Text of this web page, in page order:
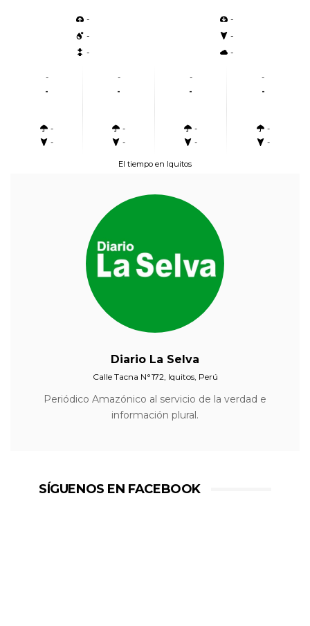
-
-
-
-
-
-
-
-
-
-
-
-
-
-
-
-
-
-
-
-
-
-
El tiempo en Iquitos
Diario La Selva
Calle Tacna N°172, Iquitos, Perú
Periódico Amazónico al servicio de la verdad e
información plural.
SÍGUENOS EN FACEBOOK